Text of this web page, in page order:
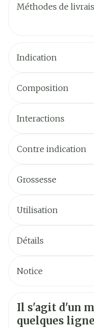
Méthodes de
Indication
Composition
Interactions
Contre indication
Grossesse
Utilisation
Détails
Marques
Notice
Néerlandais
Il s'agit d'un
quelques